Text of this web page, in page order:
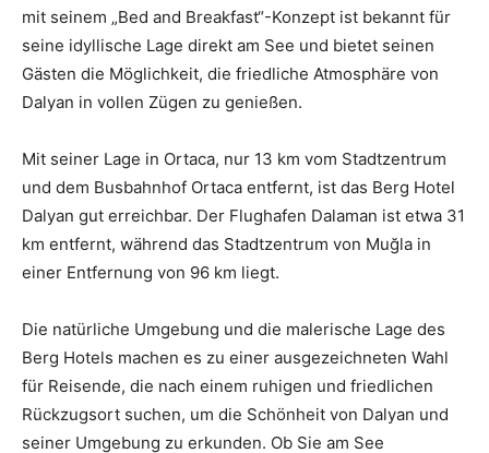
mit seinem „Bed and Breakfast“-Konzept ist bekannt für
seine idyllische Lage direkt am See und bietet seinen
Gästen die Möglichkeit, die friedliche Atmosphäre von
Dalyan in vollen Zügen zu genießen.
Mit seiner Lage in Ortaca, nur 13 km vom Stadtzentrum
und dem Busbahnhof Ortaca entfernt, ist das Berg Hotel
Dalyan gut erreichbar. Der Flughafen Dalaman ist etwa 31
km entfernt, während das Stadtzentrum von Muğla in
einer Entfernung von 96 km liegt.
Die natürliche Umgebung und die malerische Lage des
Berg Hotels machen es zu einer ausgezeichneten Wahl
für Reisende, die nach einem ruhigen und friedlichen
Rückzugsort suchen, um die Schönheit von Dalyan und
seiner Umgebung zu erkunden. Ob Sie am See